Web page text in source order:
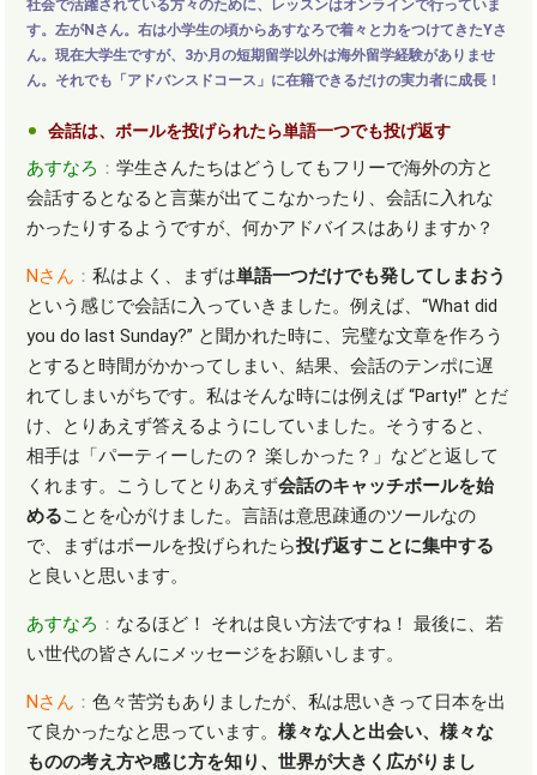
社会で活躍されている方々のために、レッスンはオンラインで行っていま
す。左がNさん。右は小学生の頃からあすなろで着々と力をつけてきたYさ
ん。現在大学生ですが、3か月の短期留学以外は海外留学経験がありませ
ん。それでも「アドバンスドコース」に在籍できるだけの実力者に成長！
会話は、ボールを投げられたら単語一つでも投げ返す
あすなろ ：学生さんたちはどうしてもフリーで海外の方と
会話するとなると言葉が出てこなかったり、会話に入れな
かったりするようですが、何かアドバイスはありますか？
Nさん ：私はよく、まずは単語一つだけでも発してしまおう
という感じで会話に入っていきました。例えば、“What did
you do last Sunday?” と聞かれた時に、完璧な文章を作ろう
とすると時間がかかってしまい、結果、会話のテンポに遅
れてしまいがちです。私はそんな時には例えば“Party!” とだ
け、とりあえず答えるようにしていました。そうすると、
相手は「パーティーしたの？ 楽しかった？」などと返して
くれます。こうしてとりあえず会話のキャッチボールを始
めることを心がけました。言語は意思疎通のツールなの
で、まずはボールを投げられたら投げ返すことに集中する
と良いと思います。
あすなろ ： なるほど！ それは良い方法ですね！ 最後に、若
い世代の皆さんにメッセージをお願いします。
Nさん ：色々苦労もありましたが、私は思いきって日本を出
て良かったなと思っています。様々な人と出会い、様々な
ものの考え方や感じ方を知り、世界が大きく広がりまし